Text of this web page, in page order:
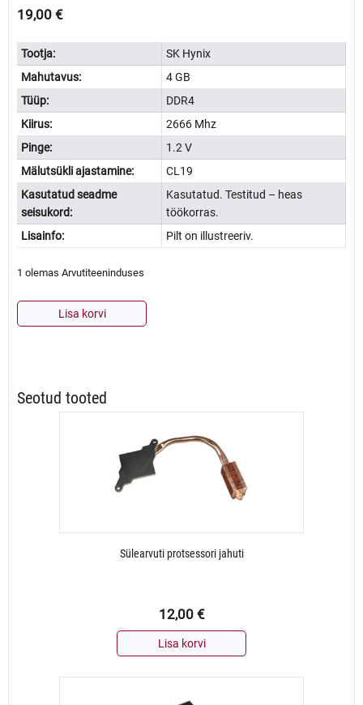
19,00 €
Tootja:
SK Hynix
Mahutavus:
4 GB
Tüüp:
DDR4
Kiirus:
2666 Mhz
Pinge:
1.2 V
Mälutsükli ajastamine:
CL19
Kasutatud seadme
seisukord:
Kasutatud. Testitud – heas
töökorras.
Lisainfo:
Pilt on illustreeriv.
1 olemas Arvutiteeninduses
Sülearvuti
2666MHz
DDR4
Lisa korvi
Seotud tooted
Sülearvuti protsessori jahuti
12,00 €
Lisa korvi